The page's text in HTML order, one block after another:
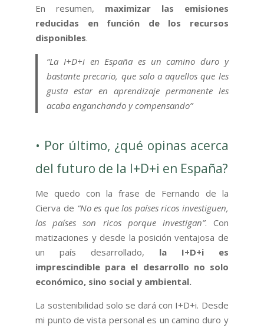
En resumen, maximizar las emisiones
reducidas en función de los recursos
disponibles.
“La I+D+i en España es un camino duro y
bastante precario, que solo a aquellos que les
gusta estar en aprendizaje permanente les
acaba enganchando y compensando”
• Por último, ¿qué opinas acerca
del futuro de la I+D+i en España?
Me quedo con la frase de Fernando de la
Cierva de “No es que los países ricos investiguen,
los países son ricos porque investigan”. Con
matizaciones y desde la posición ventajosa de
un país desarrollado, la I+D+i es
imprescindible para el desarrollo no solo
económico, sino social y ambiental.
La sostenibilidad solo se dará con I+D+i. Desde
mi punto de vista personal es un camino duro y